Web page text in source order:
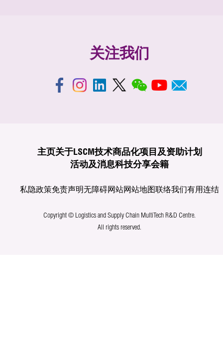
关注我们
主页关于LSCM技术商品化项目及资助计划
活动及消息科技分享会籍
私隐政策免责声明无障碍网站网站地图联络我们有用连结
Copyright © Logistics and Supply Chain MultiTech R&D Centre.
All rights reserved.